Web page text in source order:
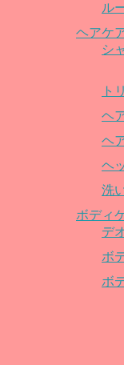
ル
ヘアケ
シ
ト
ヘ
ヘ
ヘ
洗
ボディ
デ
ボ
ボ